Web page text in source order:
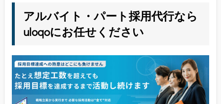
アルバイト・パート採用代行なら
uloqoにお任せください